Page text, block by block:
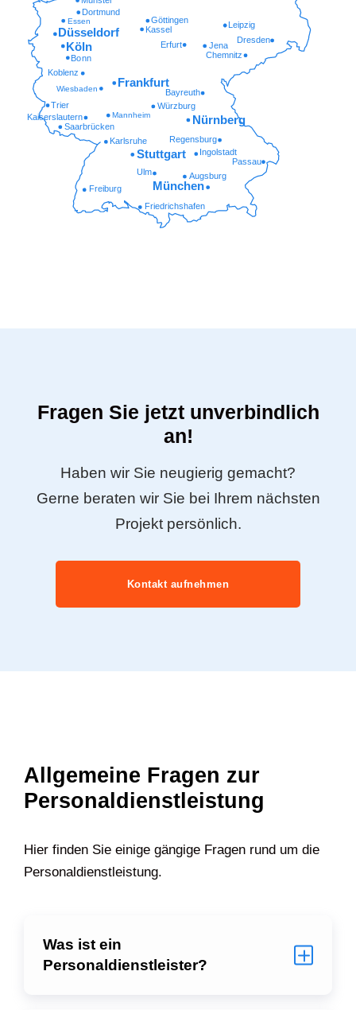
Friedrichshafen
Freiburg
Augsburg
Ulm
Passau
Ingolstadt
Regensburg
Karlsruhe
Saarbrücken
Kaiserslautern Mannheim
Würzburg
Trier
Wiesbaden Bayreuth
Koblenz
Chemnitz
Bonn
Erfurt Jena
Dresden
Kassel
Göttingen
Essen
Dortmund
München
Stuttgart
Nürnberg
Frankfurt
Köln
Düsseldorf
Leipzig
Fragen Sie jetzt unverbindlich
an!
Haben wir Sie neugierig gemacht?
Gerne beraten wir Sie bei Ihrem nächsten
Projekt persönlich.
Kontakt aufnehmen
Allgemeine Fragen zur
Personaldienstleistung
Hier finden Sie einige gängige Fragen rund um die
Personaldienstleistung.
Was ist ein
Personaldienstleister?